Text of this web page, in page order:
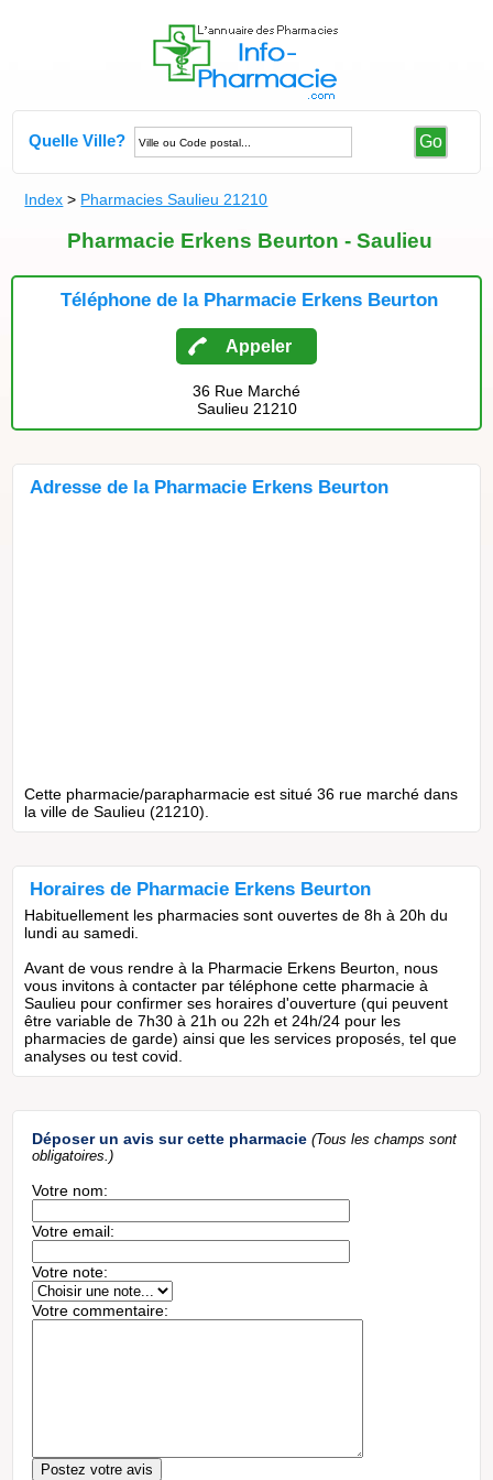
Quelle Ville? Go
Index > Pharmacies Saulieu 21210
Pharmacie Erkens Beurton - Saulieu
Téléphone de la Pharmacie Erkens Beurton
Appeler
36 Rue Marché
Saulieu 21210
Adresse de la Pharmacie Erkens Beurton
Cette pharmacie/parapharmacie est situé 36 rue marché dans
la ville de Saulieu (21210).
Horaires de Pharmacie Erkens Beurton
Habituellement les pharmacies sont ouvertes de 8h à 20h du
lundi au samedi.
Avant de vous rendre à la Pharmacie Erkens Beurton, nous
vous invitons à contacter par téléphone cette pharmacie à
Saulieu pour confirmer ses horaires d'ouverture (qui peuvent
être variable de 7h30 à 21h ou 22h et 24h/24 pour les
pharmacies de garde) ainsi que les services proposés, tel que
analyses ou test covid.
Déposer un avis sur cette pharmacie (Tous les champs sont
obligatoires.)
Votre nom:
Votre email:
Votre note:
Votre commentaire: